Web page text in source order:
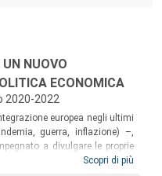
NUOVO
ECONOMICA
2020-2022
europea negli ultimi
guerra, inflazione) –,
a divulgare le proprie
fallito, secondo
Scopri di più